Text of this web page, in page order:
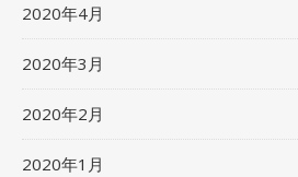
2020年4月
2020年3月
2020年2月
2020年1月